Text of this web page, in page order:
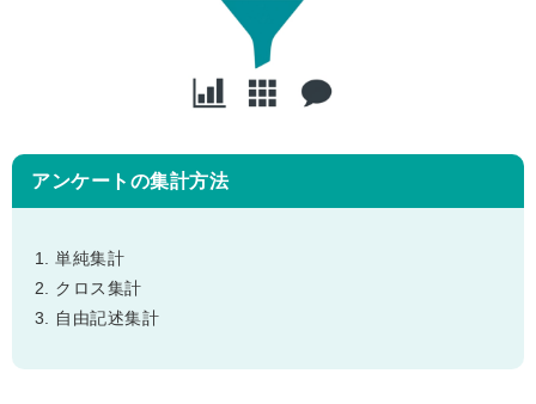
アンケートの集計方法
単純集計
クロス集計
自由記述集計